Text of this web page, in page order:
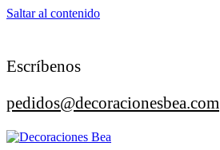
Saltar al contenido
Escríbenos
pedidos@decoracionesbea.com